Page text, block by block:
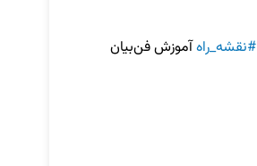
#نقشه_راه